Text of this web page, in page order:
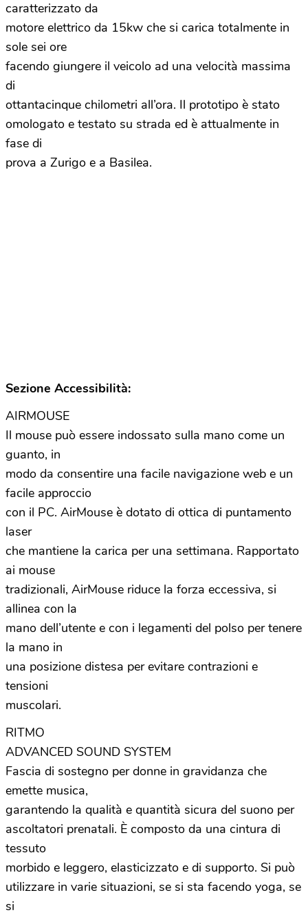
caratterizzato da
motore elettrico da 15kw che si carica totalmente in
sole sei ore
facendo giungere il veicolo ad una velocità massima
di
ottantacinque chilometri all’ora. Il prototipo è stato
omologato e testato su strada ed è attualmente in
fase di
prova a Zurigo e a Basilea.
Sezione Accessibilità:
AIRMOUSE
Il mouse può essere indossato sulla mano come un
guanto, in
modo da consentire una facile navigazione web e un
facile approccio
con il PC. AirMouse è dotato di ottica di puntamento
laser
che mantiene la carica per una settimana. Rapportato
ai mouse
tradizionali, AirMouse riduce la forza eccessiva, si
allinea con la
mano dell’utente e con i legamenti del polso per tenere
la mano in
una posizione distesa per evitare contrazioni e
tensioni
muscolari.
RITMO
ADVANCED SOUND SYSTEM
Fascia di sostegno per donne in gravidanza che
emette musica,
garantendo la qualità e quantità sicura del suono per
ascoltatori prenatali. È composto da una cintura di
tessuto
morbido e leggero, elasticizzato e di supporto. Si può
utilizzare in varie situazioni, se si sta facendo yoga, se
si